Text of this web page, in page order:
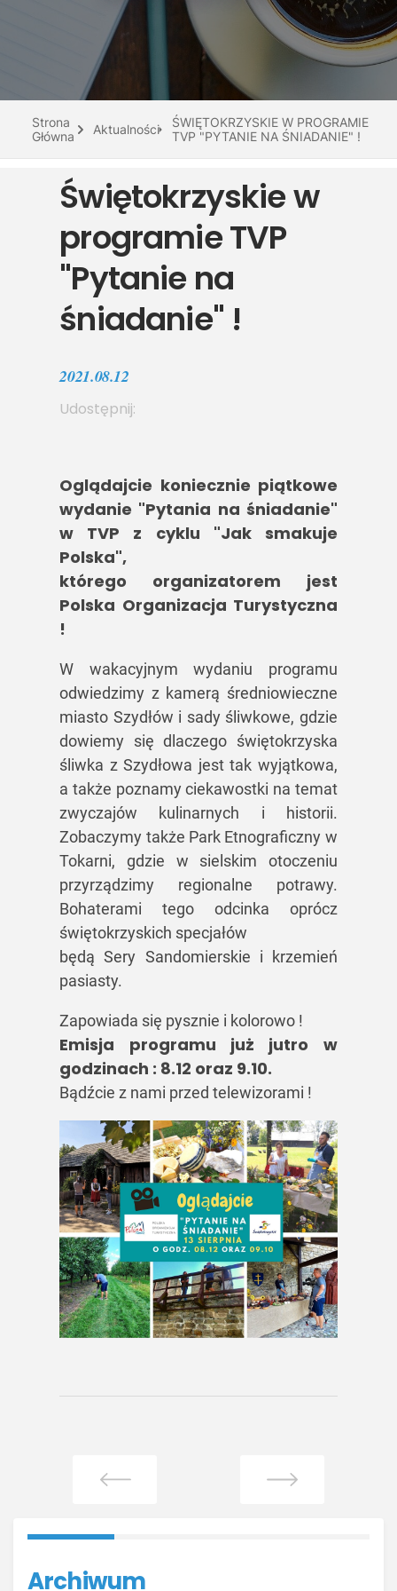
Do pobrania
Interaktywna mapa
Strona
Główna
Aktualności
ŚWIĘTOKRZYSKIE W PROGRAMIE
TVP "PYTANIE NA ŚNIADANIE" !
Archiwum
Świętokrzyskie w
programie TVP
"Pytanie na
śniadanie" !
2021.08.12
Udostępnij:
Oglądajcie koniecznie piątkowe
wydanie "Pytania na śniadanie"
w TVP z cyklu "Jak smakuje
Polska",
którego organizatorem jest
Polska Organizacja Turystyczna
!
W wakacyjnym wydaniu programu
odwiedzimy z kamerą średniowieczne
miasto Szydłów i sady śliwkowe, gdzie
dowiemy się dlaczego świętokrzyska
śliwka z Szydłowa jest tak wyjątkowa,
a także poznamy ciekawostki na temat
zwyczajów kulinarnych i historii.
Zobaczymy także Park Etnograficzny w
Tokarni, gdzie w sielskim otoczeniu
przyrządzimy regionalne potrawy.
Bohaterami tego odcinka oprócz
świętokrzyskich specjałów
będą Sery Sandomierskie i krzemień
pasiasty.
Zapowiada się pysznie i kolorowo !
Emisja programu już jutro w
godzinach : 8.12 oraz 9.10.
Bądźcie z nami przed telewizorami !